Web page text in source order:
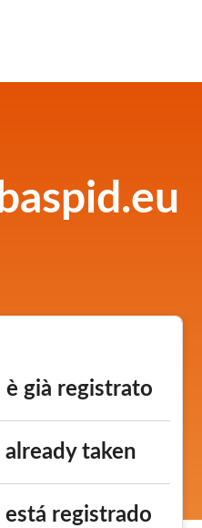
già registrato
taken
está registrado